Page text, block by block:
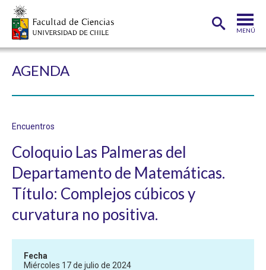
MENÚ
POSTGRADOS
ADMISIÓN
FUNCIONARIOS
AGENDA
Encuentros
Coloquio Las Palmeras del
Departamento de Matemáticas.
Título: Complejos cúbicos y
curvatura no positiva.
Fecha
Miércoles 17 de julio de 2024